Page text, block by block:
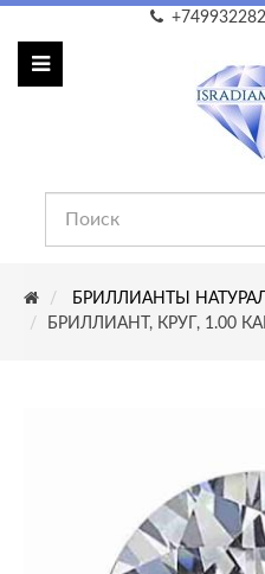
БРИЛЛИАНТЫ
БРИЛЛИАНТ, КРУГ, 1.00